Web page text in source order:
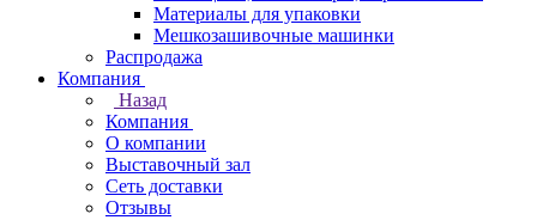
Материалы для упаковки
Мешкозашивочные машинки
Распродажа
Компания
Назад
Компания
О компании
Выставочный зал
Сеть доставки
Отзывы